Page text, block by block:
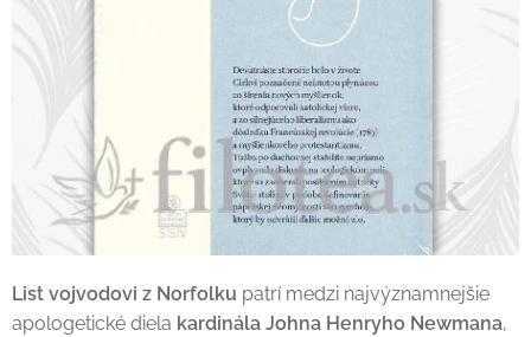
List vojvodovi z Norfolku patrí medzi najvýznamnejšie
apologetické diela kardinála Johna Henryho Newmana,